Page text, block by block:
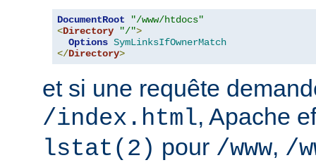
DocumentRoot
"/www/htdocs"
<Directory "/">
Options SymLinksIfOwnerMatch
</Directory>
et si une requête
/index.html, Apache
lstat(2) pour /www, /